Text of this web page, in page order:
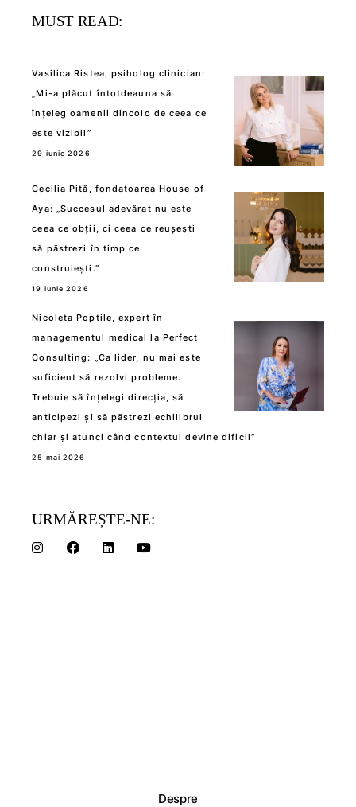
MUST READ:
Vasilica Ristea, psiholog clinician:
„Mi-a plăcut întotdeauna să
înțeleg oamenii dincolo de ceea ce
este vizibil”
29 iunie 2026
Cecilia Pită, fondatoarea House of
Aya: „Succesul adevărat nu este
ceea ce obții, ci ceea ce reușești
să păstrezi în timp ce
construiești.”
19 iunie 2026
Nicoleta Poptile, expert în
managementul medical la Perfect
Consulting: „Ca lider, nu mai este
suficient să rezolvi probleme.
Trebuie să înțelegi direcția, să
anticipezi și să păstrezi echilibrul
chiar și atunci când contextul devine dificil”
25 mai 2026
URMĂREȘTE-NE:
Despre